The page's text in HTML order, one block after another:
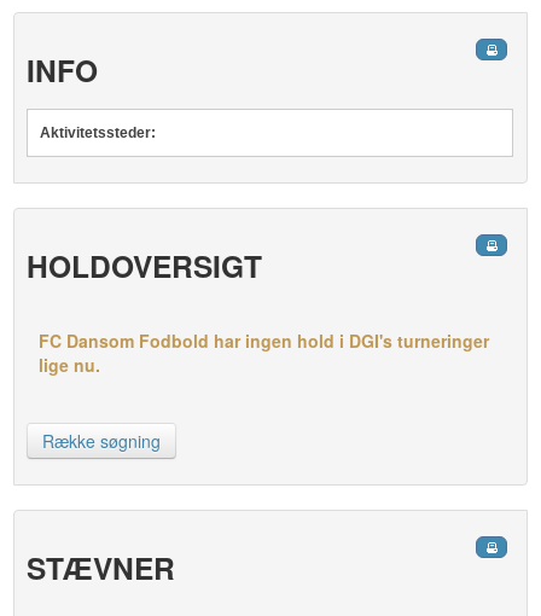
INFO
Aktivitetssteder:
HOLDOVERSIGT
FC Dansom Fodbold har ingen hold i DGI's turneringer
lige nu.
Række søgning
STÆVNER